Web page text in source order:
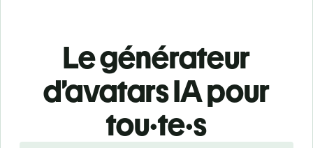
Le générateur
d’avatars IA pour
tou·te·s